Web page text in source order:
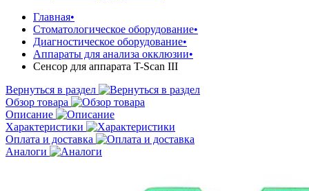
Главная•
Стоматологическое оборудование•
Диагностическое оборудование•
Аппараты для анализа окклюзии•
Сенсор для аппарата T-Scan III
Вернуться в раздел
Обзор товара
Описание
Характеристики
Оплата и доставка
Аналоги